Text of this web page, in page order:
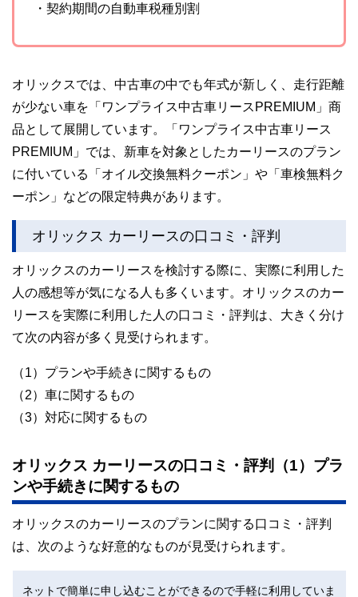
・契約期間の自動車税種別割
オリックスでは、中古車の中でも年式が新しく、走行距離
が少ない車を「ワンプライス中古車リースPREMIUM」商
品として展開しています。「ワンプライス中古車リース
PREMIUM」では、新車を対象としたカーリースのプラン
に付いている「オイル交換無料クーポン」や「車検無料ク
ーポン」などの限定特典があります。
オリックス カーリースの口コミ・評判
オリックスのカーリースを検討する際に、実際に利用した
人の感想等が気になる人も多くいます。オリックスのカー
リースを実際に利用した人の口コミ・評判は、大きく分け
て次の内容が多く見受けられます。
（1）プランや手続きに関するもの
（2）車に関するもの
（3）対応に関するもの
オリックス カーリースの口コミ・評判（1）プラ
ンや手続きに関するもの
オリックスのカーリースのプランに関する口コミ・評判
は、次のような好意的なものが見受けられます。
ネットで簡単に申し込むことができるので手軽に利用していま